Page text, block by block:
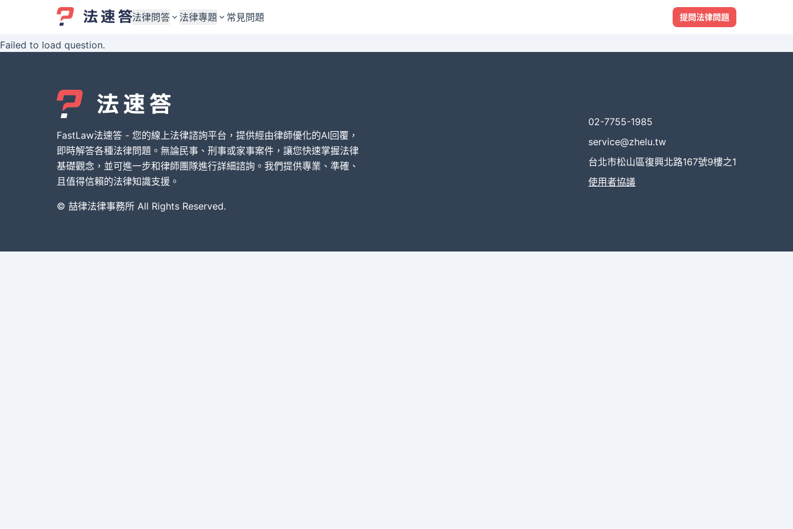
法律問答
婚姻與監護權
債務與債權
刑事犯罪案件
其他案件類型
法律專題
婚姻與監護權
債務與債權
刑事犯罪案件
其他案件類型
常見問題 提問法律問題
Failed to load question.
FastLaw法速答 - 您的線上法律諮詢平台，提供經由律師優化的AI回覆，
即時解答各種法律問題。無論民事、刑事或家事案件，讓您快速掌握法律
基礎觀念，並可進一步和律師團隊進行詳細諮詢。我們提供專業、準確、
且值得信賴的法律知識支援。
© 喆律法律事務所 All Rights Reserved.
02-7755-1985
service@zhelu.tw
台北市松山區復興北路167號9樓之1
使用者協議